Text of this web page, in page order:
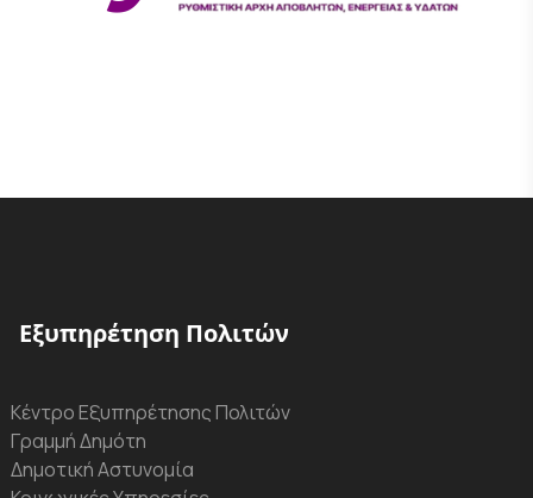
Εξυπηρέτηση Πολιτών
Κέντρο Εξυπηρέτησης Πολιτών
Γραμμή Δημότη
Δημοτική Αστυνομία